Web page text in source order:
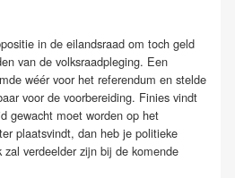
in de eilandsraad om toch geld
van de volksraadpleging. Een
wéér voor het referendum en stelde
voor de voorbereiding. Finies vindt
gewacht moet worden op het
plaatsvindt, dan heb je politieke
verdeelder zijn bij de komende